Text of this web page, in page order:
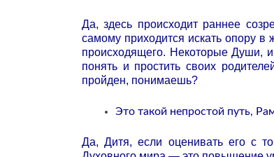
Да, здесь происходит раннее
самому приходится искать опору
происходящего. Некоторые Души,
понять и простить своих
пройден, понимаешь?
Это такой непростой путь,
Да, Дитя, если оценивать его с